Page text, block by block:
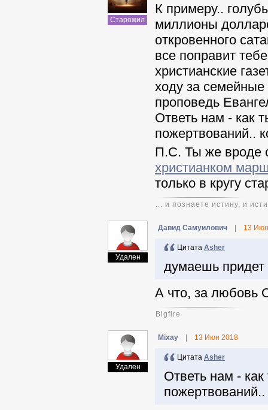
Старожил
К примеру..
миллионы
откровенного
все поправит
христианские
ходу за семейные
проповедь
Ответь нам - как
пожертвований..
П.С. Ты же вроде
христианком
только в кругу
... и познаете истину, и
Удален
Давид Самуилович 13
Цитата Asher
думаешь придет
А что, за любовь
Bigfire
Удален
Mixay 13 Июн 2018
Цитата Asher
Ответь нам -
пожертвований..